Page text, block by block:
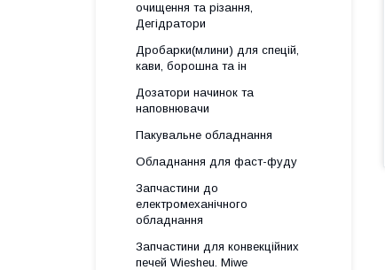
очищення та різання,
Дегідратори
Дробарки(млини) для спецій,
кави, борошна та ін
Дозатори начинок та
наповнювачи
Пакувальне обладнання
Обладнання для фаст-фуду
Запчастини до
електромеханічного
обладнання
Запчастини для конвекційних
печей Wiesheu. Miwe